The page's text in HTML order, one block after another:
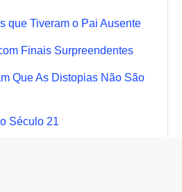
que Tiveram o Pai Ausente
Finais Surpreendentes
Que As Distopias Não São
Século 21